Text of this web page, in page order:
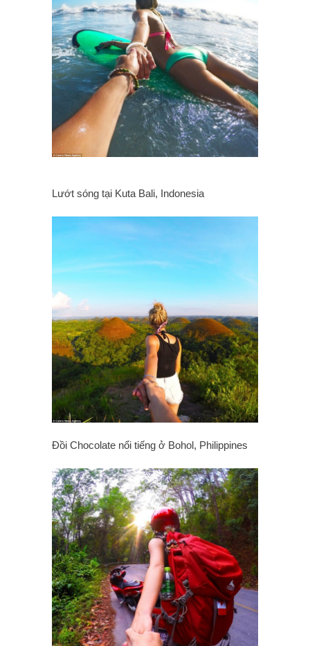
Lướt sóng tại Kuta Bali, Indonesia
Đồi Chocolate nổi tiếng ở Bohol, Philippines